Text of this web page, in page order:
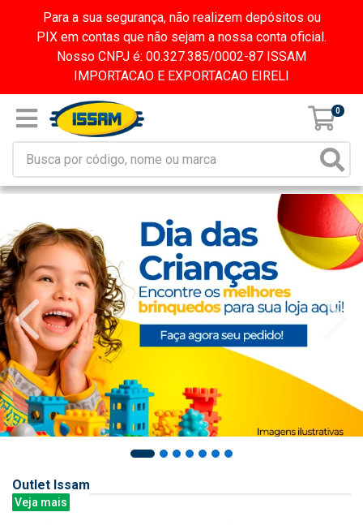
Para a sua segurança, não realizem depósitos ou
PIX em contas que não sejam a nossa conta oficial.
Nosso CNPJ é: 00.327.385/0002-87 ISSAM
IMPORTACAO E EXPORTACAO EIRELI
0
Outlet Issam
Veja mais